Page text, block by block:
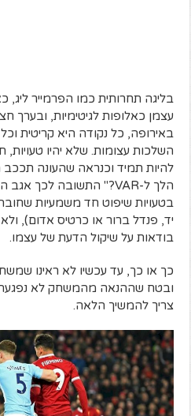
עצמן כאלופות לגיטימיות, ובערך
באירופה, כל נקודה היא קריטית
השלכות עצומות. שלא יהיו טעויות,
להיות תמיד וכנראה שהעונה
בטעויות שיפוט חד משמעיות
יד, פנדל ברור או כרטיס אדום),
בודאות על שיקול הדעת של עצמו.
כך או כך, עד עכשיו לא ראינו
ובטח שההנאה מהמשחק לא
צריך להמשיך הלאה.